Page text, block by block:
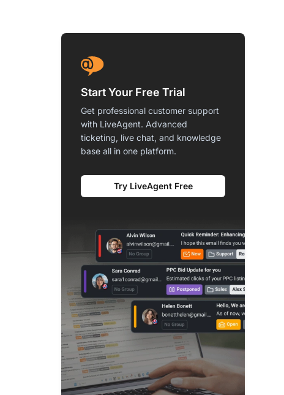
Start Your Free Trial
Get professional customer support
with LiveAgent. Advanced
ticketing, live chat, and knowledge
base all in one platform.
Try LiveAgent Free